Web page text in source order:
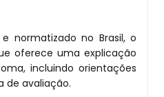
e normatizado no Brasil, o
oferece uma explicação
incluindo orientações
de avaliação.